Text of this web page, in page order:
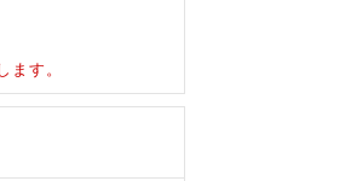
す。